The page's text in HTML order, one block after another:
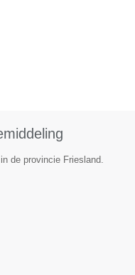
de provincie Friesland.